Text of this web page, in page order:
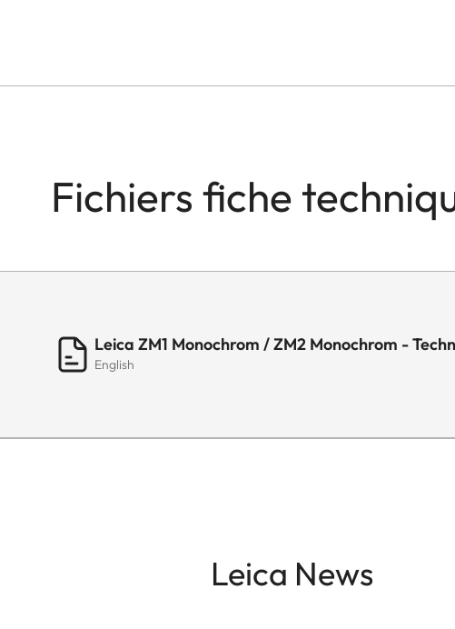
Fichiers fiche
Leica ZM1 Monochrom / ZM2 Monochrom -
English
Leica News